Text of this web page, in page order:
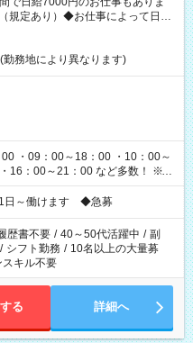
定あり）◆お仕事によって日給
務地により異なります)
・09：00～18：00 ・10：00～
21：00 など多数！ ※お
ます
～働けます ◆急募
歴書不要 / 40～50代活躍中 / 副
/ シフト勤務 / 10名以上の大量募
スキル不要
る 詳細へ